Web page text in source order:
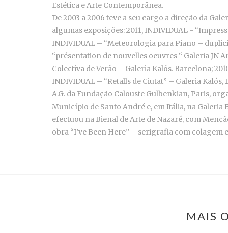
Estética e Arte Contemporânea.
De 2003 a 2006 teve a seu cargo a direção da
algumas exposições: 2011, INDIVIDUAL -
INDIVIDUAL – “Meteorologia para Piano –
“présentation de nouvelles oeuvres “ Galeria JN
Colectiva de Verão – Galeria Kalós. Barcelona;
INDIVIDUAL – “Retalls de Ciutat” – Galeria
A.G. da Fundação Calouste Gulbenkian, Paris,
Município de Santo André e, em Itália, na Galeria
efectuou na Bienal de Arte de Nazaré, com
obra “I’ve Been Here” – serigrafia com
MAIS